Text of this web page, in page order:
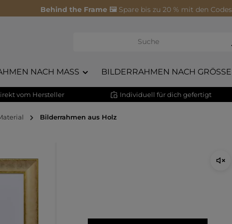
Behind the Frame 🖼️ Spare bis zu 20 % mit den Codes
NACH MASS BILDERRAHMEN NACH GRÖSSE
vom Hersteller Individuell für dich gefertigt
Bilderrahmen aus Holz